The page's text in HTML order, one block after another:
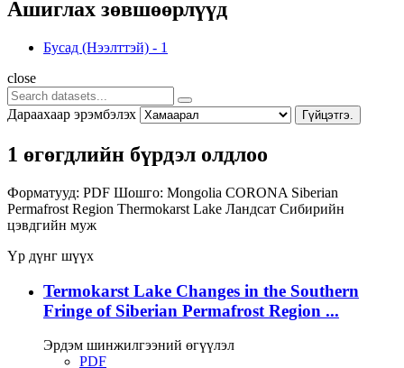
Ашиглах зөвшөөрлүүд
Бусад (Нээлттэй) - 1
close
Дараахаар эрэмбэлэх Гүйцэтгэ.
1 өгөгдлийн бүрдэл олдлоо
Форматууд: PDF Шошго: Mongolia CORONA Siberian
Permafrost Region Thermokarst Lake Ландсат Сибирийн
цэвдгийн муж
Үр дүнг шүүх
Termokarst Lake Changes in the Southern
Fringe of Siberian Permafrost Region ...
Эрдэм шинжилгээний өгүүлэл
PDF